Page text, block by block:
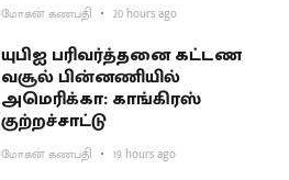
மோகன் கணபதி 20 hours ago
யுபிஐ பரிவர்த்தனை கட்டண
வசூல் பின்னணியில்
அமெரிக்கா: காங்கிரஸ்
குற்றச்சாட்டு
மோகன் கணபதி 19 hours ago